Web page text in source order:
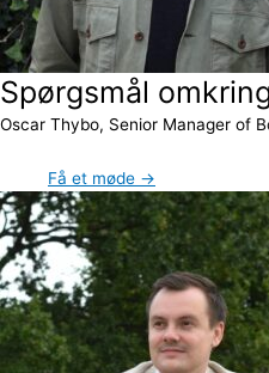
Spørgsmål
Oscar Thybo, Senior Manager of
Få et møde →